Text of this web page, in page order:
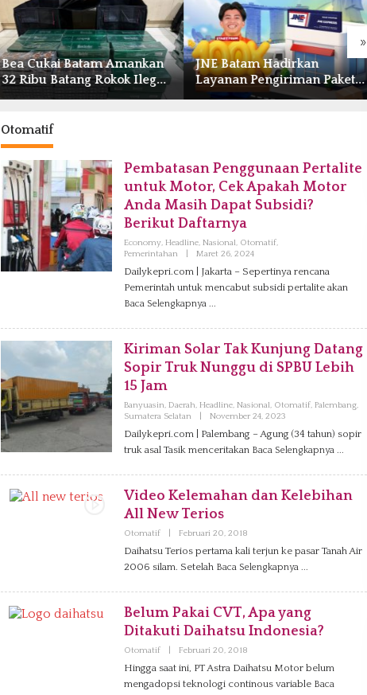
»
Bea Cukai Batam Amankan
32 Ribu Batang Rokok Ilegal
dalam Operasi Cukai
JNE Batam Hadirkan
Layanan Pengiriman Paket
ke Singapura Mulai Rp100
Otomatif
Pembatasan Penggunaan Pertalite
untuk Motor, Cek Apakah Motor
Anda Masih Dapat Subsidi?
Berikut Daftarnya
Economy, Headline, Nasional , Otomatif,
Pemerintahan
Maret 26, 2024O
E
H
K
S
I
Dailykepri.com | Jakarta – Sepertinya rencana
Pemerintah untuk mencabut subsidi pertalite akan
Baca Selengkapnya
Kiriman Solar Tak Kunjung Datang
Sopir Truk Nunggu di SPBU Lebih
15 Jam
Banyuasin, Daerah, Headline, Nasional , Otomatif, Palembang,
Sumatera Selatan
November 24, 2023
E
H
A
Dailykepri.com | Palembang – Agung (34 tahun) sopir
truk asal Tasik menceritakan Baca Selengkapnya
Video Kelemahan dan Kelebihan
All New Terios
Otomatif Februari 20, 2018
E
H
L
Daihatsu Terios pertama kali terjun ke pasar Tanah Air
2006 silam. Setelah Baca Selengkapnya
Belum Pakai CVT, Apa yang
Ditakuti Daihatsu Indonesia?
Otomatif Februari 20, 2018
E
H
Hingga saat ini, PT Astra Daihatsu Motor belum
mengadopsi teknologi continous variable Baca